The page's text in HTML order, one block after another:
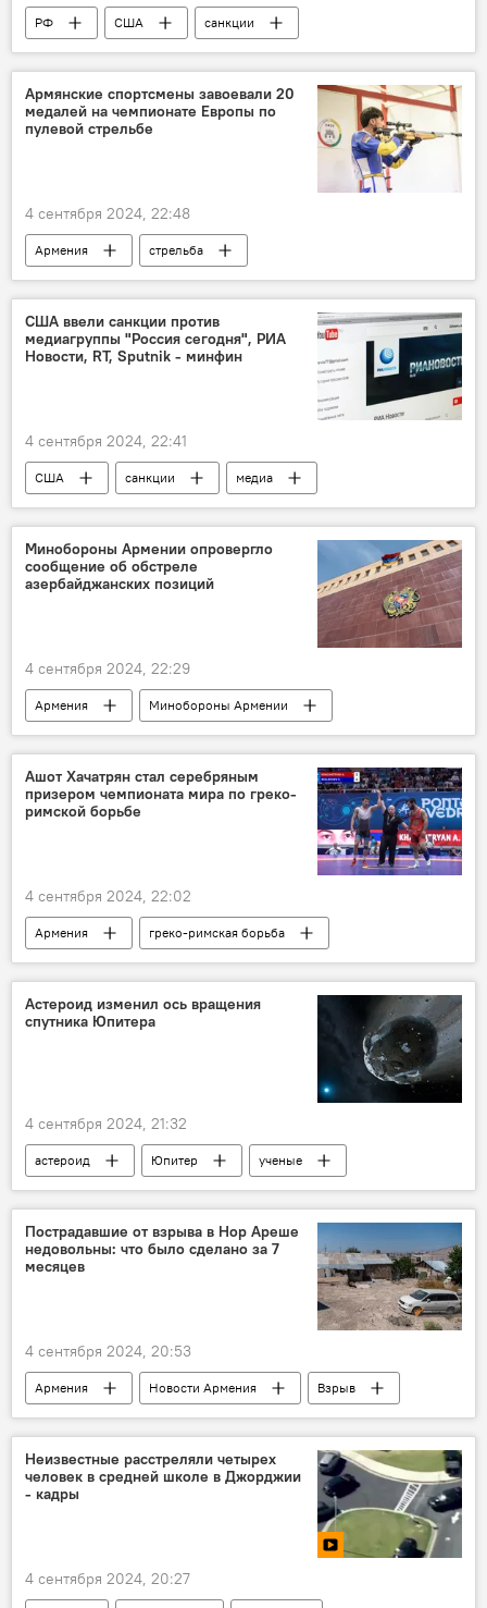
РФ США санкции
Армянские спортсмены завоевали 20
медалей на чемпионате Европы по
пулевой стрельбе
4 сентября 2024, 22:48
Армения
стрельба
Чемпионат Европы
медали
США ввели санкции против
медиагруппы "Россия сегодня", РИА
Новости, RT, Sputnik - минфин
4 сентября 2024, 22:41
США санкции
медиа
российские медиа
РИА Новости
Sputnik
Минобороны Армении опровергло
сообщение об обстреле
азербайджанских позиций
4 сентября 2024, 22:29
Армения
Минобороны Армении
Азербайджан
опровержение
Ашот Хачатрян стал серебряным
призером чемпионата мира по греко-
римской борьбе
4 сентября 2024, 22:02
Армения
греко-римская борьба
Чемпионат мира
серебро
Астероид изменил ось вращения
спутника Юпитера
4 сентября 2024, 21:32
астероид Юпитер ученые
Пострадавшие от взрыва в Нор Ареше
недовольны: что было сделано за 7
месяцев
4 сентября 2024, 20:53
Армения Новости Армения
Взрыв
Эребуни
Ереван Общество
Неизвестные расстреляли четырех
человек в средней школе в Джорджии
- кадры
4 сентября 2024, 20:27